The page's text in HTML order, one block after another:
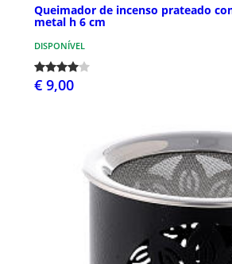
Queimador de incenso prateado
metal h 6 cm
DISPONÍVEL
€ 9,00